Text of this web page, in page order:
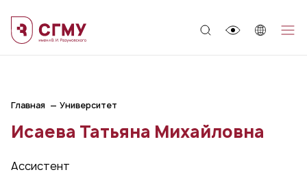
Главная Университет
Исаева Татьяна Михайловна
Ассистент